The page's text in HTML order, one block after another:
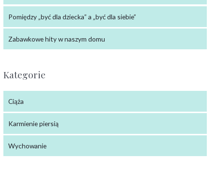
Pomiędzy „być dla dziecka” a „być dla siebie”
Zabawkowe hity w naszym domu
Kategorie
Ciąża
Karmienie piersią
Wychowanie